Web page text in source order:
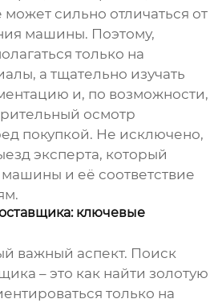
сильно отличаться от
машины. Поэтому,
только на
а тщательно изучать
и, по возможности,
осмотр
покупкой. Не исключено,
эксперта, который
и её соответствие
ключевые
важный аспект. Поиск
– это как найти золотую
только на